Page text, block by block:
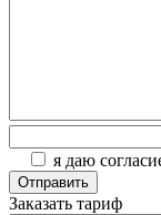
я даю
Заказать тариф